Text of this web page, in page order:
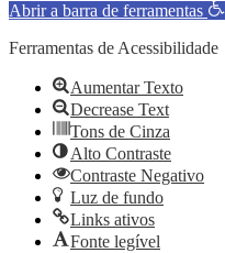
Abrir a barra de ferramentas
Ferramentas de Acessibilidade
Aumentar Texto
Decrease Text
Tons de Cinza
Alto Contraste
Contraste Negativo
Luz de fundo
Links ativos
Fonte legível